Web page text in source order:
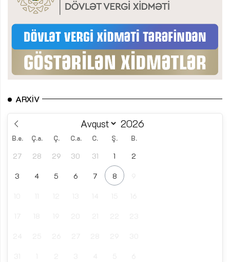
ARXIV
B.e. Ç.a. Ç. C.a. C. Ş. B.
27 28 29 30 31 1 2
3 4 5 6 7 8